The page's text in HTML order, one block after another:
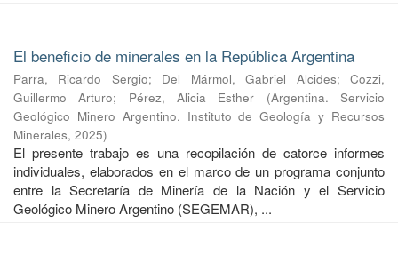
El beneficio de minerales en la República Argentina
Parra, Ricardo Sergio; Del Mármol, Gabriel Alcides;Cozzi,
Guillermo Arturo; Pérez, Alicia Esther (Argentina. Servicio
Geológico Minero Argentino. Instituto de Geología y Recursos
Minerales, 2025)
El presente trabajo es una recopilación de catorce informes
individuales, elaborados en el marco de un programa conjunto
entre la Secretaría de Minería de la Nación y el Servicio
Geológico Minero Argentino (SEGEMAR), ...